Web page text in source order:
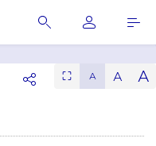
⛶ A A A